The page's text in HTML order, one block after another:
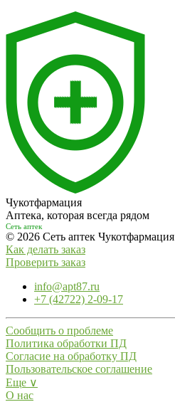
Чукотфармация
Аптека, которая всегда рядом
Сеть аптек
© 2026 Сеть аптек Чукотфармация
Как делать заказ
Проверить заказ
info@apt87.ru
+7 (42722) 2-09-17
Сообщить о проблеме
Политика обработки ПД
Согласие на обработку ПД
Пользовательское соглашение
Еще ∨
О нас